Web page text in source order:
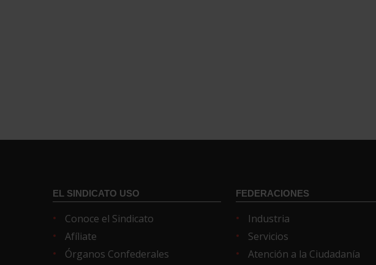
EL SINDICATO USO
Conoce el Sindicato
Afíliate
Órganos Confederales
FEDERACIONES
Industria
Servicios
Atención a la Ciudadanía